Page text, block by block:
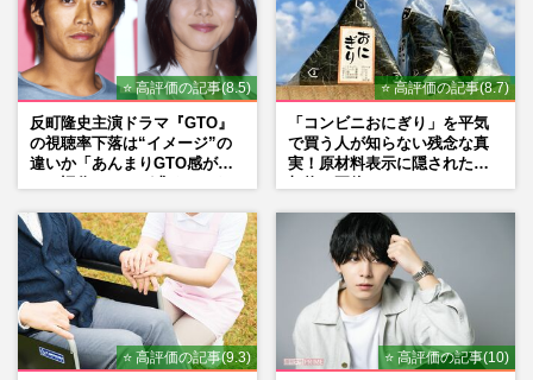
⭐ 高評価の記事(8.5)
反町隆史主演ドラマ『GTO』
の視聴率下落は“イメージ”の
違いか「あんまりGTO感がな
⭐ 高評価の記事(8.7)
「コンビニおにぎり」を平気
で買う人が知らない残念な真
実！原材料表示に隠された添
⭐ 高評価の記事(9.3) ⭐ 高評価の記事(10)